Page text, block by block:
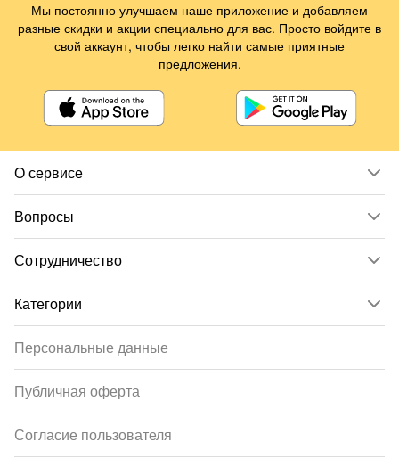
О сервисе
Вопросы
Сотрудничество
Категории
Персональные данные
Публичная оферта
Согласие пользователя
Мы постоянно улучшаем наше приложение и добавляем
разные скидки и акции специально для вас. Просто войдите в
свой аккаунт, чтобы легко найти самые приятные
предложения.